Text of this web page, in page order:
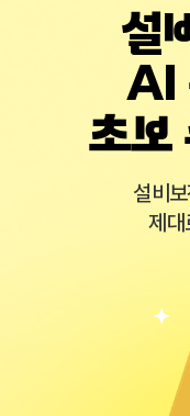
설
AI
초보
설비
제대